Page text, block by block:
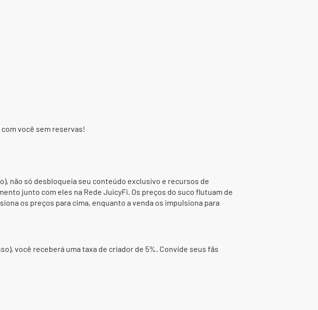
você sem reservas!
não só desbloqueia seu conteúdo exclusivo e recursos de
junto com eles na Rede JuicyFi. Os preços do suco flutuam de
os preços para cima, enquanto a venda os impulsiona para
você receberá uma taxa de criador de 5%. Convide seus fãs